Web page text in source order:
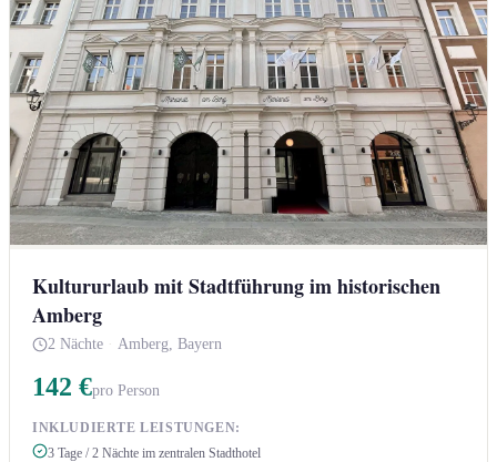
Kultururlaub mit Stadtführung im historischen
Amberg
2 Nächte · Amberg, Bayern
142 €pro Person
INKLUDIERTE LEISTUNGEN:
3 Tage / 2 Nächte im zentralen Stadthotel